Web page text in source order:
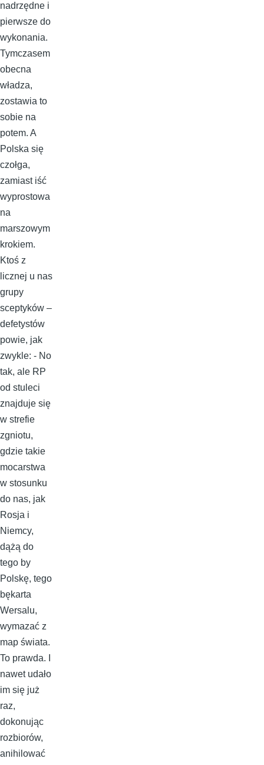
nadrzędne i
pierwsze do
wykonania.
Tymczasem
obecna
władza,
zostawia to
sobie na
potem. A
Polska się
czołga,
zamiast iść
wyprostowa
na
marszowym
krokiem.
Ktoś z
licznej u nas
grupy
sceptyków –
defetystów
powie, jak
zwykle: - No
tak, ale RP
od stuleci
znajduje się
w strefie
zgniotu,
gdzie takie
mocarstwa
w stosunku
do nas, jak
Rosja i
Niemcy,
dążą do
tego by
Polskę, tego
bękarta
Wersalu,
wymazać z
map świata.
To prawda. I
nawet udało
im się już
raz,
dokonując
rozbiorów,
anihilować